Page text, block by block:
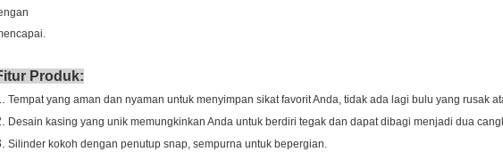
Produk:
Tempat yang aman dan nyaman untuk menyimpan sikat favorit Anda, tidak ada lagi bulu yang rusak
Desain kasing yang unik memungkinkan Anda untuk berdiri tegak dan dapat dibagi menjadi dua
Silinder kokoh dengan penutup snap, sempurna untuk bepergian.